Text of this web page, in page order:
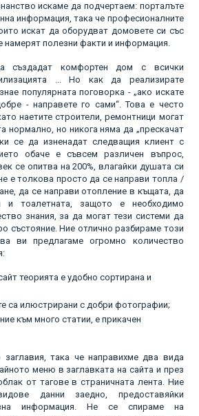
искаме да подчертаем: порталъте
информация, така че професионалните
искат да оборудват домовете си със
намерят полезни факти и информация.
създадат комфортен дом с всички
... Но как да реализирате
популярната поговорка - „ако искате
- направете го сами“. Това е често
наетите строители, ремонтници могат
нормално, но никога няма да „прескачат
се да изненадат следващия клиент с
обаче е съвсем различен въпрос,
се опитва на 200%, влагайки душата си
е толкова просто да се направи топла /
да се направи отопление в къщата, да
и тоалетната, защото е необходимо
знания, за да могат тези системи да
състояние. Ние отлично разбираме този
ви предлагаме огромно количество
теорията е удобно сортирана и
са илюстрирани с добри фотографии;
към много статии, е прикачен
така че направихме два вида
меню в заглавката на сайта и през
от тагове в страничната лента. Ние
данни заедно, предоставяйки
информация. Не се спираме на